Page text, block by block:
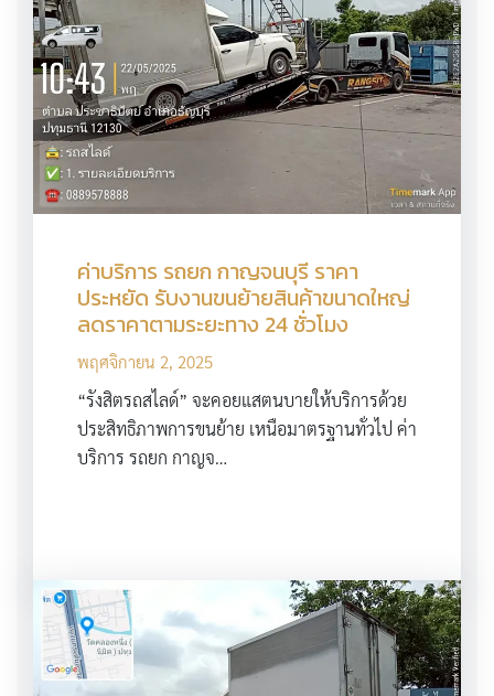
ค่าบริการ รถยก กาญจนบุรี ราคา
ประหยัด รับงานขนย้ายสินค้าขนาดใหญ่
ลดราคาตามระยะทาง 24 ชั่วโมง
พฤศจิกายน 2, 2025
“รังสิตรถสไลด์” จะคอยแสตนบายให้บริการด้วย
ประสิทธิภาพการขนย้าย เหนือมาตรฐานทั่วไป ค่า
บริการ รถยก กาญจ…